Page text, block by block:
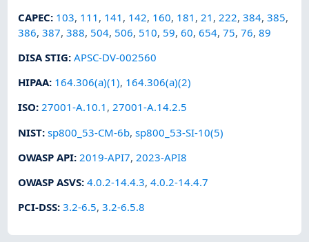
CAPEC: 103, 111 , 141 , 142, 160, 181 , 21 , 222,384,385,
386,387,388, 504, 506, 510, 59,60,654,75,76,89
DISA STIG:APSC-DV-002560
HIPAA: 164.306(a)(1), 164.306(a)(2)
ISO:27001-A.10.1 ,27001-A.14.2.5
NIST:sp800_53-CM-6b,sp800_53-SI-10(5)
OWASP API: 2019-API7, 2023-API8
OWASP ASVS:4.0.2-14.4.3,4.0.2-14.4.7
PCI-DSS:3.2-6.5,3.2-6.5.8